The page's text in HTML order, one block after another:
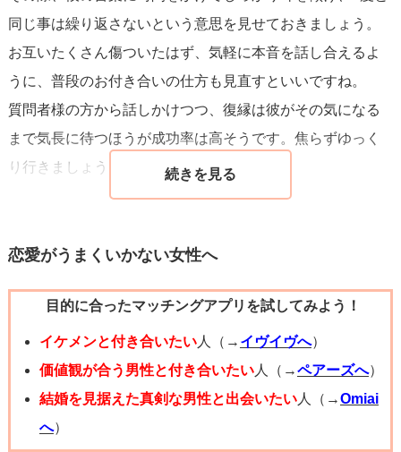
同じ事は繰り返さないという意思を見せておきましょう。
お互いたくさん傷ついたはず、気軽に本音を話し合えるよ
うに、普段のお付き合いの仕方も見直すといいですね。
質問者様の方から話しかけつつ、復縁は彼がその気になる
まで気長に待つほうが成功率は高そうです。焦らずゆっく
り行きましょう。頑張ってください！
恋愛がうまくいかない女性へ
目的に合ったマッチングアプリを試してみよう！
イケメンと付き合いたい人（→ イヴイヴへ）
価値観が合う男性と付き合いたい人（→ペアーズへ）
結婚を見据えた真剣な男性と出会いたい人（→Omiai
へ）